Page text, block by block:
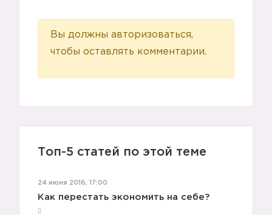
Вы должны авторизоваться,
чтобы оставлять комментарии.
Топ-5 статей по этой теме
24 июня 2016, 17:00
Как перестать экономить на себе?